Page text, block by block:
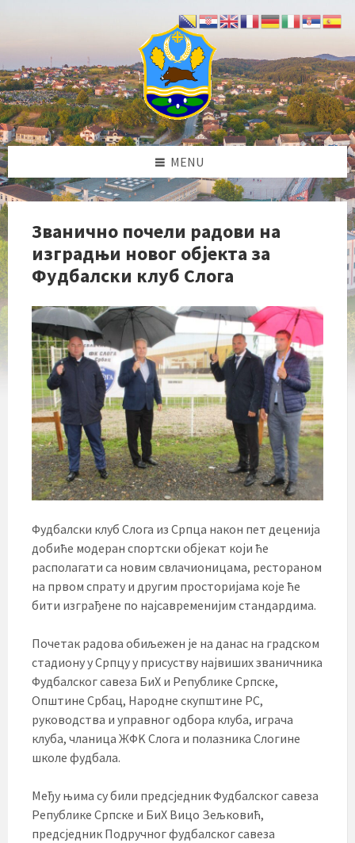
MENU
Званично почели радови на
изградњи новог објекта за
Фудбалски клуб Слога
Фудбалски клуб Слога из Српца након пет деценија
добиће модеран спортски објекат који ће
располагати са новим свлачионицама, рестораном
на првом спрату и другим просторијама које ће
бити изграђене по најсавременијим стандардима.
Почетак радова обиљежен је на данас на градском
стадиону у Српцу у присуству највиших званичника
Фудбалског савеза БиХ и Републике Српске,
Општине Србац, Народне скупштине РС,
руководства и управног одбора клуба, играча
клуба, чланица ЖФK Слога и полазника Слогине
школе фудбала.
Међу њима су били предсједник Фудбалског савеза
Републике Српске и БиХ Вицо Зељковић,
предсједник Подручног фудбалског савеза